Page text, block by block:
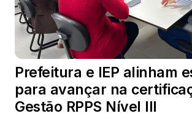
Prefeitura e IEP alinham
para avançar na
Gestão RPPS Nível III